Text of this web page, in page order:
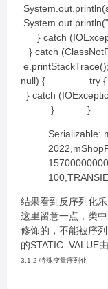
} catch
} catch
null) { try
} catch
} } } }实
Serializable:
结果看到反序列化
这里留意一点，类
修饰的，不能被序
的STATIC_VALUE
3.1.2 特殊变量序列化